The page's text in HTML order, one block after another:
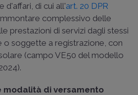
d'affari, di cui all'art. 20 DPR
complessivo delle
prestazioni di servizi dagli stessi
soggette a registrazione, con
(campo VE50 del modello
modalità di versamento